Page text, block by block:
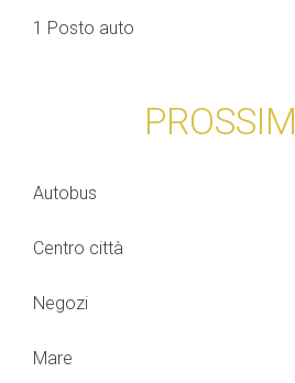
1 Posto auto
Autobus
Centro città
Negozi
Mare